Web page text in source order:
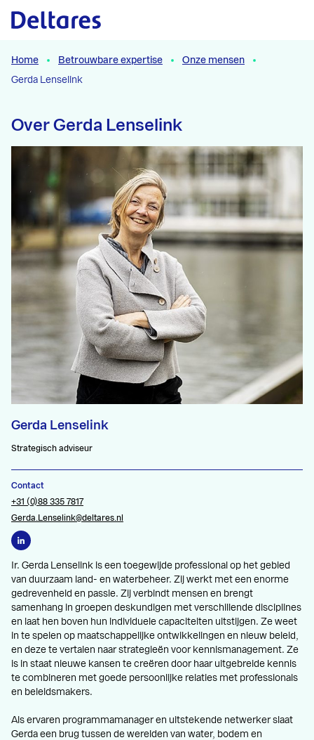
Naar hoofdcontent
Home Betrouwbare expertise
Onze mensen
Gerda Lenselink
Over Gerda Lenselink
Gerda Lenselink
Strategisch adviseur
Contact
+31 (0)88 335 7817
Gerda.Lenselink@deltares.nl
Ir. Gerda Lenselink is een toegewijde professional op het gebied
van duurzaam land- en waterbeheer. Zij werkt met een enorme
gedrevenheid en passie. Zij verbindt mensen en brengt
samenhang in groepen deskundigen met verschillende disciplines
en laat hen boven hun individuele capaciteiten uitstijgen. Ze weet
in te spelen op maatschappelijke ontwikkelingen en nieuw beleid,
en deze te vertalen naar strategieën voor kennismanagement. Ze
is in staat nieuwe kansen te creëren door haar uitgebreide kennis
te combineren met goede persoonlijke relaties met professionals
en beleidsmakers.
Als ervaren programmamanager en uitstekende netwerker slaat
Gerda een brug tussen de werelden van water, bodem en